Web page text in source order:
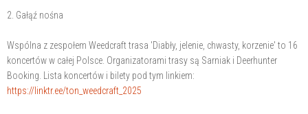
2. Gałąź nośna
Wspólna z zespołem Weedcraft trasa 'Diabły, jelenie, chwasty, korzenie' to 16
koncertów w całej Polsce. Organizatorami trasy są Sarniak i Deerhunter
Booking. Lista koncertów i bilety pod tym linkiem:
https://linktr.ee/ton_weedcraft_2025